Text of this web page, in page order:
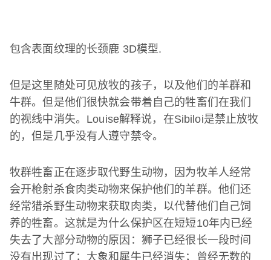
包含表面纹理的长颈鹿 3D模型.
但是这里随处可见放牧的孩子，以及他们的羊群和
牛群。但是他们很快就会带着自己的牲畜们在我们
的视线中消失。 Louise解释说，在Sibiloi是禁止放牧
的，但是几乎没有人遵守禁令。
牧群牲畜正在逐步取代野生动物，因为牧羊人经常
会开枪射杀食肉类动物来保护他们的羊群。他们还
经常猎杀野生动物来获取肉类，以代替他们自己饲
养的牲畜。这就是为什么保护区在短短10年内已经
失去了大部分动物的原因：狮子已经很长一段时间
没有出现过了；大象和犀牛已经消失；曾经无数的